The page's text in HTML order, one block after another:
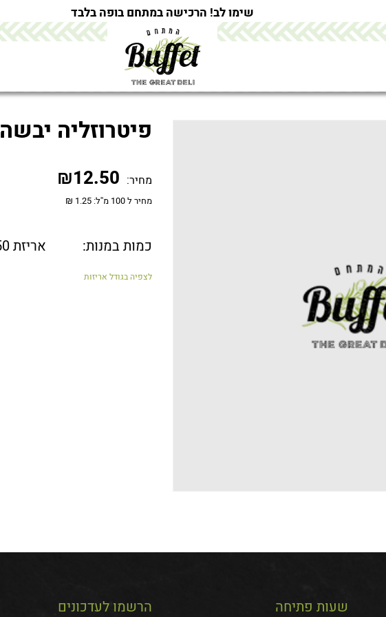
שימו לב! הרכישה במתחם בופה בלבד
פיטרוזליה יבשה
מחיר: ₪12.50
מחיר ל 100 מ''ל: 1.25 ₪
כמות במנות: אריזת 250 גרם
לצפיה בגודל אריזות
שעות פתיחה הרשמו לעדכונים